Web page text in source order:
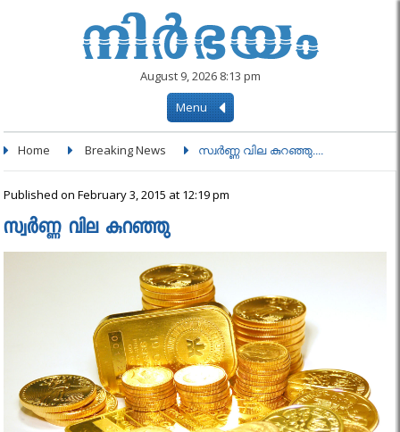
August 9, 2026 8:13 pm
Menu
Home Breaking News സ്വർണ്ണ വില കുറഞ്ഞു....
Published on February 3, 2015 at 12:19 pm
സ്വർണ്ണ വില കുറഞ്ഞു